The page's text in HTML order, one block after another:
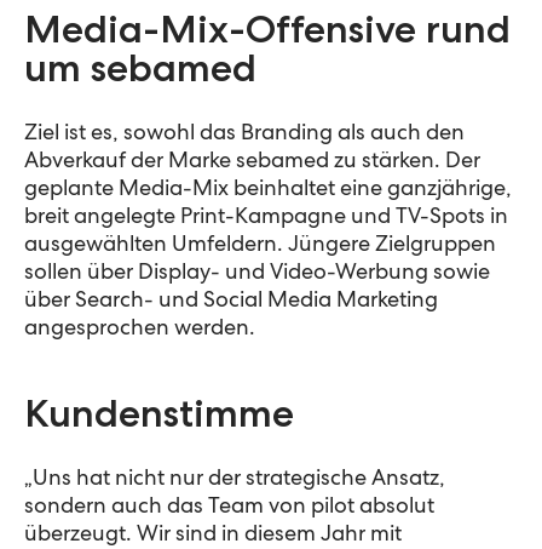
Media-Mix-Offensive rund
um sebamed
Ziel ist es, sowohl das Branding als auch den
Abverkauf der Marke sebamed zu stärken. Der
geplante Media-Mix beinhaltet eine ganzjährige,
breit angelegte Print-Kampagne und TV-Spots in
ausgewählten Umfeldern. Jüngere Zielgruppen
sollen über Display- und Video-Werbung sowie
über Search- und Social Media Marketing
angesprochen werden.
Kundenstimme
„Uns hat nicht nur der strategische Ansatz,
sondern auch das Team von pilot absolut
überzeugt. Wir sind in diesem Jahr mit